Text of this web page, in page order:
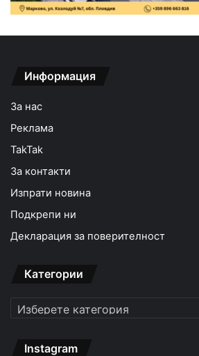
Информация
За нас
Реклама
TakTak
За контакти
Изпрати новина
Подкрепи ни
Декларация за поверителност
Категории
Категории
Instagram